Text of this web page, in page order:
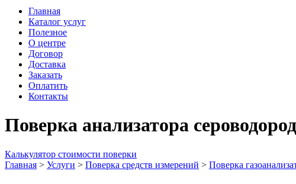
Главная
Каталог услуг
Полезное
О центре
Договор
Доставка
Заказать
Оплатить
Контакты
Поверка анализатора
Калькулятор стоимости поверки
Главная > Услуги > Поверка средств измерений > Поверка